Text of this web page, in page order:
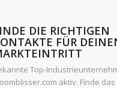
DIE RICHTIGEN
FÜR
Top-
aktiv. Finde das